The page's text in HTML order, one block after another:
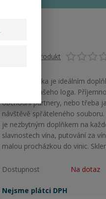
Ohodnotit produkt
Malá koštovka je ideálním
nositelem vašeho loga.
obchodní partnery, nebo třeba
návštěvě spřáteleného
je nezbytným doplňkem na
slavnostech vína, putování za
malou procházkou do vinic.
Dostupnost Na dotaz
Nejsme plátci DPH
.